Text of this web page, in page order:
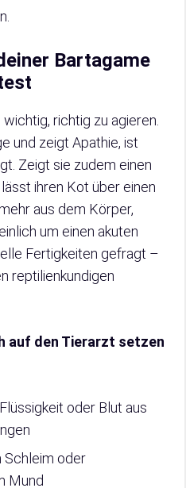
Bartagame
richtig zu agieren.
und zeigt Apathie, ist
Zeigt sie zudem einen
ihren Kot über einen
aus dem Körper,
um einen akuten
Fertigkeiten gefragt –
reptilienkundigen
auf den Tierarzt setzen
oder Blut aus
Schleim oder
Mund